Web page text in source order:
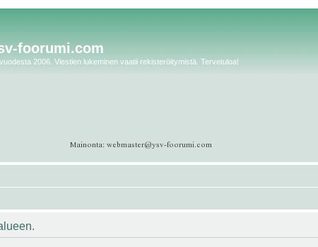
foorumi.com
2006. Viestien lukeminen vaatii rekisteröitymistä. Tervetuloa!